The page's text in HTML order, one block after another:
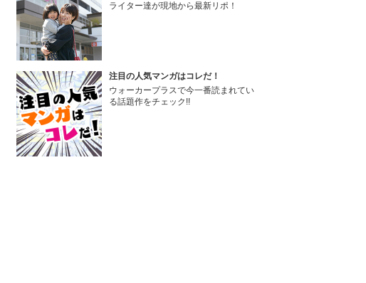
ライター達が現地から最新リポ！
注目の人気マンガはコレだ！
ウォーカープラスで今一番読まれてい
る話題作をチェック!!